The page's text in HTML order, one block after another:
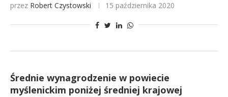
przez Robert Czystowski 15 października 2020
Średnie wynagrodzenie w powiecie
myślenickim poniżej średniej krajowej